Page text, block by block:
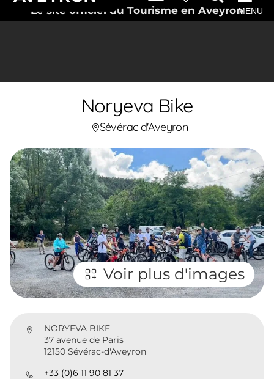
Le site officiel du Tourisme en AveyronMENU
Noryeva Bike
Sévérac d'Aveyron
Voir plus d'images
NORYEVA BIKE
37 avenue de Paris
12150 Sévérac-d'Aveyron
+33 (0)6 11 90 81 37